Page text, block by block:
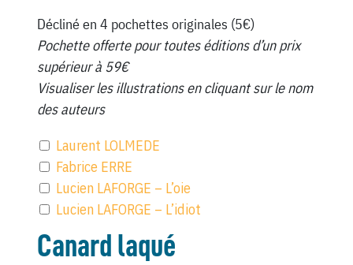
Décliné en 4 pochettes originales (5€)
Pochette offerte pour toutes éditions d’un prix
supérieur à 59€
Visualiser les illustrations en cliquant sur le nom
des auteurs
Laurent LOLMEDE
Fabrice ERRE
Lucien LAFORGE – L’oie
Lucien LAFORGE – L’idiot
Canard laqué